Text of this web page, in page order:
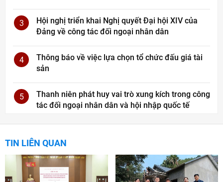
3
Hội nghị triển khai Nghị quyết Đại hội XIV của
Đảng về công tác đối ngoại nhân dân
4
Thông báo về việc lựa chọn tổ chức đấu giá tài
sản
5
Thanh niên phát huy vai trò xung kích trong công
tác đối ngoại nhân dân và hội nhập quốc tế
TIN LIÊN QUAN